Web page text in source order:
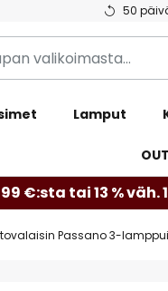
50
Lamput
€:sta tai 13 % väh.
Passano 3-